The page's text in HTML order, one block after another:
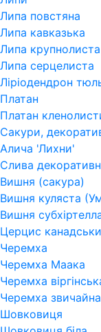
Липа повстяна
Липа кавказька
Липа крупнолиста
Липа серцелиста
Ліріодендрон
Платан
Платан
Сакури,
Алича 'Лихни'
Слива
Вишня (сакура)
Вишня куляста
Вишня
Церцис
Черемха
Черемха Маака
Черемха
Черемха звичайна
Шовковиця